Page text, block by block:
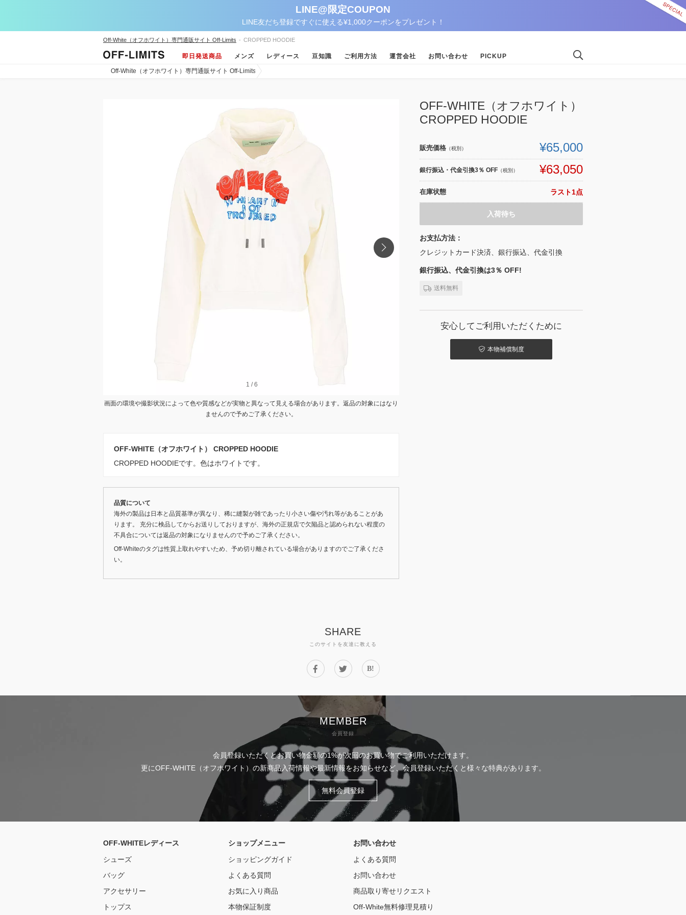
LINE@限定COUPON
LINE友だち登録ですぐに使える¥1,000クーポンをプレゼント！
Off-White（オフホワイト）専門通販サイト Off-Limits - CROPPED HOODIE
即日発送商品 メンズ レディース 豆知識 ご利用方法 運営会社 お問い合わせ PICKUP
Off-White（オフホワイト）専門通販サイト Off-Limits
1 /6
1 /6
画面の環境や撮影状況によって色や質感などが実物と異なって見える場合があります。返品の対象にはなり
ませんので予めご了承ください。
OFF-WHITE（オフホワイト） CROPPED HOODIE
CROPPED HOODIEです。色はホワイトです。
品質について
海外の製品は日本と品質基準が異なり、稀に縫製が雑であったり小さい傷や汚れ等があることがあ
ります。 充分に検品してからお送りしておりますが、海外の正規店で欠陥品と認められない程度の
不具合については返品の対象になりませんので予めご了承ください。
Off-Whiteのタグは性質上取れやすいため、予め切り離されている場合がありますのでご了承くださ
い。
OFF-WHITE（オフホワイト）
CROPPED HOODIE
販売価格 （税別） ¥65,000
銀行振込・代金引換3％ OFF （税別） ¥63,050
在庫状態 ラスト1点
入荷待ち
お支払方法：
クレジットカード決済、銀行振込、代金引換
銀行振込、代金引換は3％ OFF!
送料無料
安心してご利用いただくために
本物補償制度
SHARE
このサイトを友達に教える
B!
MEMBER
会員登録
会員登録いただくとお買い物金額の1%が次回のお買い物でご利用いただけます。
更にOFF-WHITE（オフホワイト）の新商品入荷情報や最新情報をお知らせなど、会員登録いただくと様々な特典があります。
無料会員登録
OFF-WHITEレディース
シューズ
バッグ
アクセサリー
トップス
ショップメニュー
ショッピングガイド
よくある質問
お気に入り商品
本物保証制度
お問い合わせ
よくある質問
お問い合わせ
商品取り寄せリクエスト
Off-White無料修理見積り